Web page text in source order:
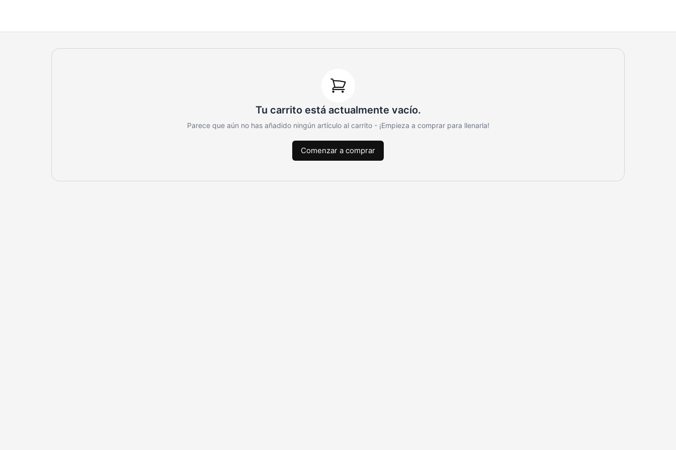
Tu carrito está actualmente vacío.
Parece que aún no has añadido ningún artículo al carrito - ¡Empieza a comprar para llenarla!
Comenzar a comprar